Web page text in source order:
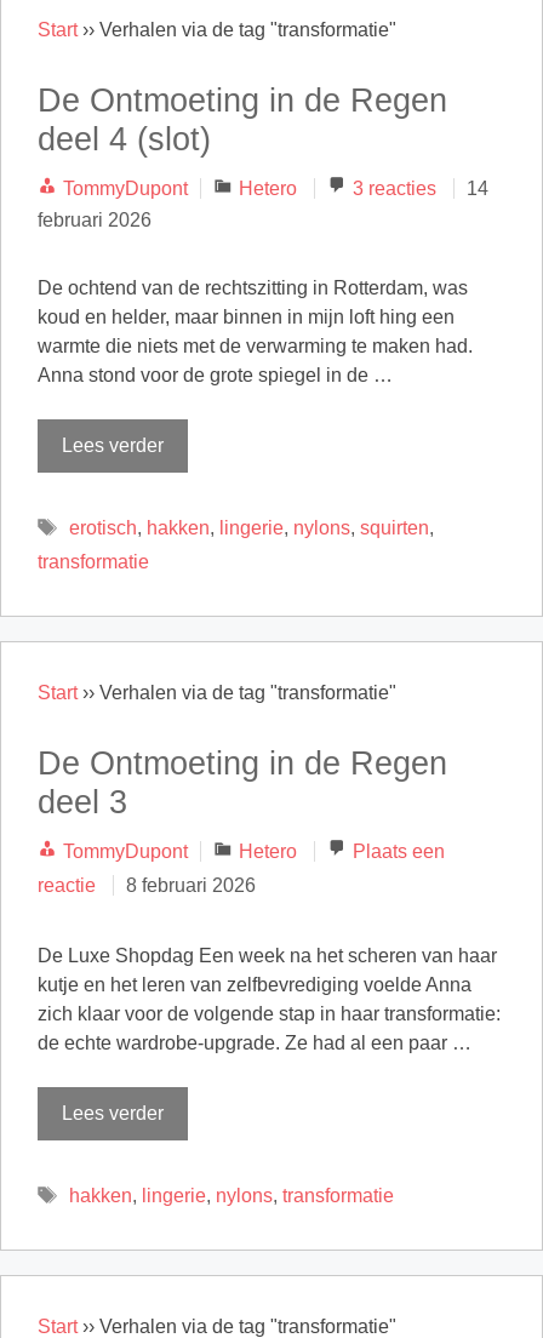
Start›› Verhalen via de tag "transformatie"
De Ontmoeting in de Regen
deel 4 (slot)
TommyDupont Categorieën
Hetero 3 reacties
14
februari 2026
De ochtend van de rechtszitting in Rotterdam, was
koud en helder, maar binnen in mijn loft hing een
warmte die niets met de verwarming te maken had.
Anna stond voor de grote spiegel in de …
Lees verder
Tags
erotisch, hakken, lingerie, nylons, squirten,
transformatie
Start›› Verhalen via de tag "transformatie"
De Ontmoeting in de Regen
deel 3
TommyDupont Categorieën
Hetero
Plaats een
reactie
8 februari 2026
De Luxe Shopdag Een week na het scheren van haar
kutje en het leren van zelfbevrediging voelde Anna
zich klaar voor de volgende stap in haar transformatie:
de echte wardrobe-upgrade. Ze had al een paar …
Lees verder
Tags
hakken, lingerie, nylons, transformatie
Start›› Verhalen via de tag "transformatie"